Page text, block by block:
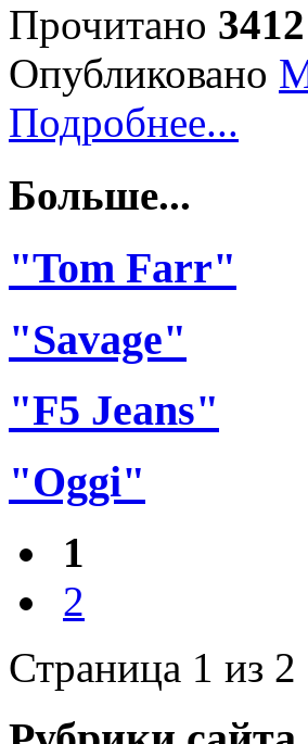
Прочитано 3412
Опубликовано
Подробнее...
Больше...
"Tom Farr"
"Savage"
"F5 Jeans"
"Oggi"
1
2
Страница 1 из 2